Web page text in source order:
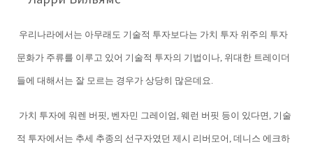
우리나라에서는 아무래도 기술적 투자보다는 가치 투자 위주의 투자
문화가 주류를 이루고 있어 기술적 투자의 기법이나, 위대한 트레이더
들에 대해서는 잘 모르는 경우가 상당히 많은데요.
가치 투자에 워렌 버핏, 벤자민 그레이엄, 웨런 버핏 등이 있다면, 기술
적 투자에서는 추세 추종의 선구자였던 제시 리버모어, 데니스 에크하